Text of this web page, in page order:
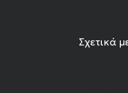
Σχετικά